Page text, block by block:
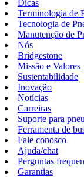
Dicas
Terminologia de
Tecnologia de
Manutenção de
Nós
Bridgestone
Missão e Valores
Sustentabilidade
Inovação
Notícias
Carreiras
Suporte para
Ferramenta de
Fale conosco
Ajuda/chat
Perguntas
Garantias